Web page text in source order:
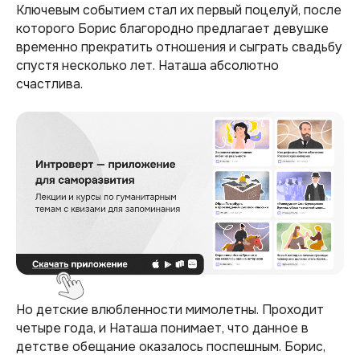
Ключевым событием стал их первый поцелуй, после
которого Борис благородно предлагает девушке
временно прекратить отношения и сыграть свадьбу
спустя несколько лет. Наташа абсолютно
счастлива.
Но детские влюбленности мимолетны. Проходит
четыре года, и Наташа понимает, что данное в
детстве обещание оказалось поспешным. Борис,